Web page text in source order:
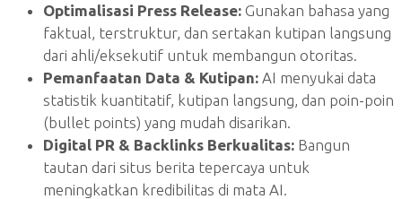
Optimalisasi Press Release: Gunakan bahasa yang
faktual, terstruktur, dan sertakan kutipan langsung
dari ahli/eksekutif untuk membangun otoritas.
Pemanfaatan Data & Kutipan: AI menyukai data
statistik kuantitatif, kutipan langsung, dan poin-poin
(bullet points) yang mudah disarikan.
Digital PR & Backlinks Berkualitas: Bangun
tautan dari situs berita tepercaya untuk
meningkatkan kredibilitas di mata AI.